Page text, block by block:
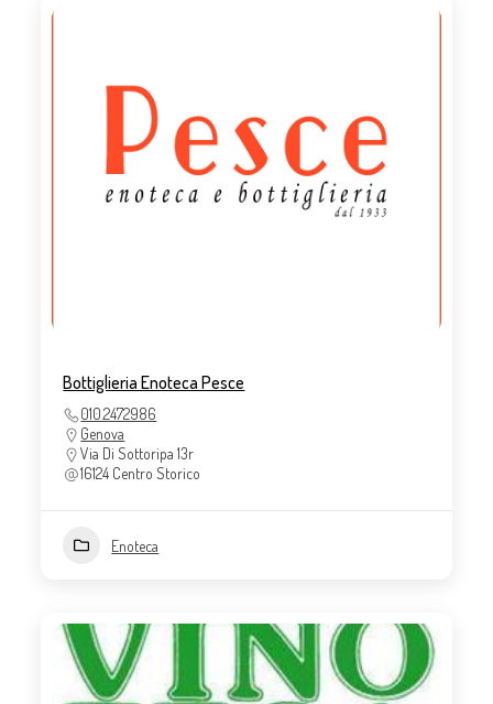
Bottiglieria Enoteca Pesce
010.2472986
Genova
Via Di Sottoripa 13r
16124 Centro Storico
Enoteca